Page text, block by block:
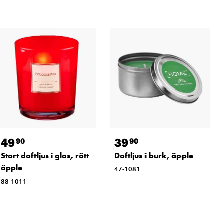
4990
Stort doftljus i glas, rött
äpple
88-1011
3990
Doftljus i burk, äpple
47-1081